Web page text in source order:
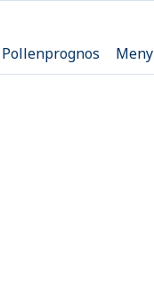
Pollenprognos Meny